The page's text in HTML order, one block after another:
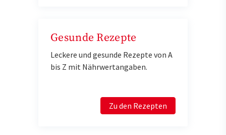
Gesunde Rezepte
Leckere und gesunde Rezepte von A
bis Z mit Nährwertangaben.
Zu den Rezepten